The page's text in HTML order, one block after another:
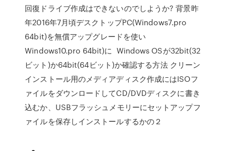
回復ドライブ作成はできないのでしようか? 背景昨
年2016年7月頃デスクトップPC(Windows7.pro
64bit)を無償アップグレードを使い
Windows10.pro 64bit)に Windows OSが32bit(32
ビット)か64bit(64ビット)か確認する方法 クリーン
インストール用のメディアディスク作成にはISOフ
ァイルをダウンロードしてCD/DVDディスクに書き
込むか、USBフラッシュメモリーにセットアップフ
ァイルを保存しインストールするかの２